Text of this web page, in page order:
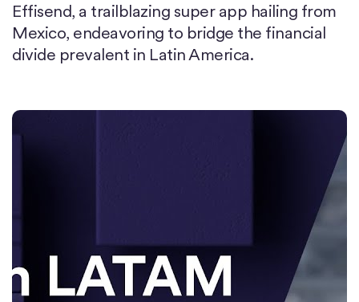
Effisend, a trailblazing super app hailing from
Mexico, endeavoring to bridge the financial
divide prevalent in Latin America.